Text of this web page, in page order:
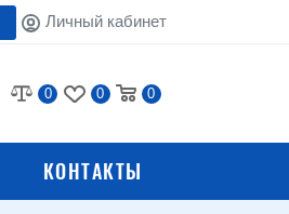
Личный кабинет
0 0 0
КОНТАКТЫ